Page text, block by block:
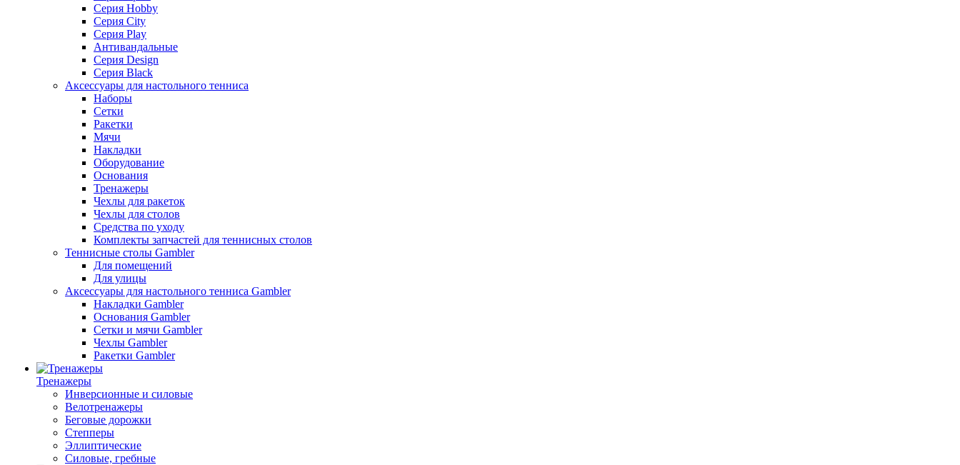
Серия Hobby
Серия City
Серия Play
Антивандальные
Серия Design
Серия Black
Аксессуары для настольного тенниса
Наборы
Сетки
Ракетки
Мячи
Накладки
Оборудование
Основания
Тренажеры
Чехлы для ракеток
Чехлы для столов
Средства по уходу
Комплекты запчастей для теннисных столов
Теннисные столы Gambler
Для помещений
Для улицы
Аксессуары для настольного тенниса Gambler
Накладки Gambler
Основания Gambler
Сетки и мячи Gambler
Чехлы Gambler
Ракетки Gambler
Тренажеры
Инверсионные и силовые
Велотренажеры
Беговые дорожки
Степперы
Эллиптические
Силовые, гребные